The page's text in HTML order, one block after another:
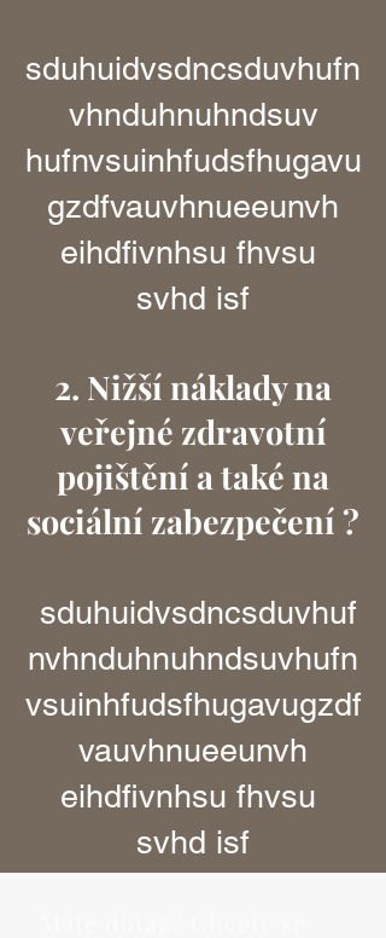
sduhuidvsdncsduvhufn
vhnduhnuhndsuv
hufnvsuinhfudsfhugavu
gzdfvauvhnueeunvh
eihdfivnhsu fhvsu
svhd isf
2. Nižší náklady na
veřejné zdravotní
pojištění a také na
sociální zabezpečení ?
sduhuidvsdncsduvhuf
nvhnduhnuhndsuvhufn
vsuinhfudsfhugavugzdf
vauvhnueeunvh
eihdfivnhsu fhvsu
svhd isf